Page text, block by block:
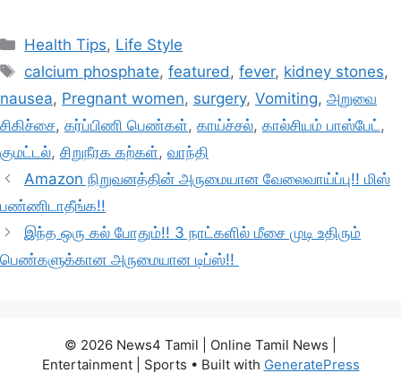
Categories
Health Tips, Life Style
Tags
calcium phosphate,featured,fever, kidney stones,
nausea, Pregnant women, surgery, Vomiting, அறுவை
சிகிச்சை, கர்ப்பிணி பெண்கள், காய்ச்சல், கால்சியம் பாஸ்பேட்,
குமட்டல், சிறுநீரக கற்கள், வாந்தி
Amazon நிறுவனத்தின் அருமையான வேலைவாய்ப்பு!! மிஸ்
பண்ணிடாதீங்க!!
இந்த ஒரு கல் போதும்!! 3 நாட்களில் மீசை முடி உதிரும்
பெண்களுக்கான அருமையான டிப்ஸ்!!
© 2026 News4 Tamil | Online Tamil News |
Entertainment | Sports • Built with GeneratePress